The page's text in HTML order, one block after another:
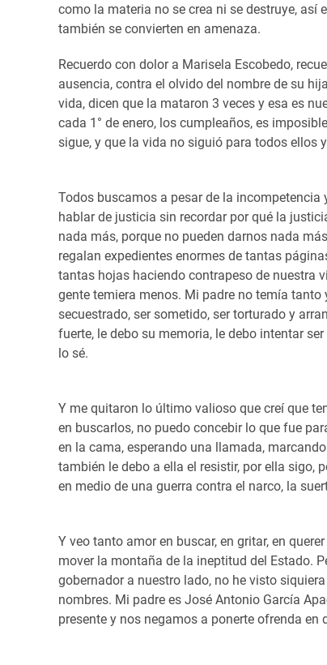
como la materia no se crea ni se destruye, así
también se convierten en amenaza.
Recuerdo con dolor a Marisela Escobedo,
ausencia, contra el olvido del nombre de su
vida, dicen que la mataron 3 veces y esa es
cada 1° de enero, los cumpleaños, es
sigue, y que la vida no siguió para todos ellos
Todos buscamos a pesar de la
hablar de justicia sin recordar por qué la
nada más, porque no pueden darnos nada
regalan expedientes enormes de tantas
tantas hojas haciendo contrapeso de nuestra
gente temiera menos. Mi padre no temía
secuestrado, ser sometido, ser torturado y
fuerte, le debo su memoria, le debo intentar
lo sé.
Y me quitaron lo último valioso que creí que
en buscarlos, no puedo concebir lo que fue
en la cama, esperando una llamada,
también le debo a ella el resistir, por ella sigo,
en medio de una guerra contra el narco, la
Y veo tanto amor en buscar, en gritar, en
mover la montaña de la ineptitud del Estado.
gobernador a nuestro lado, no he visto
nombres. Mi padre es José Antonio García
presente y nos negamos a ponerte ofrenda en